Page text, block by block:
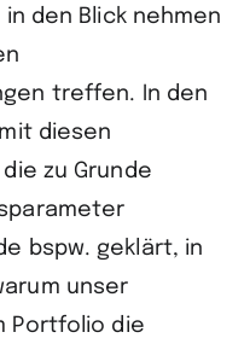
den Blick nehmen
treffen. In den
diesen
zu Grunde
bspw. geklärt, in
unser
Portfolio die